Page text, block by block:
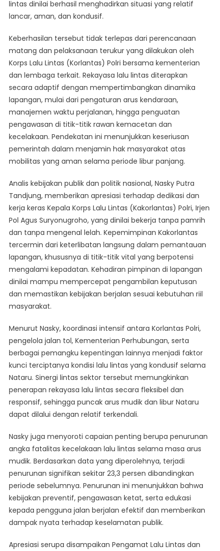
lintas dinilai berhasil menghadirkan situasi yang relatif
lancar, aman, dan kondusif.
Keberhasilan tersebut tidak terlepas dari perencanaan
matang dan pelaksanaan terukur yang dilakukan oleh
Korps Lalu Lintas (Korlantas) Polri bersama kementerian
dan lembaga terkait. Rekayasa lalu lintas diterapkan
secara adaptif dengan mempertimbangkan dinamika
lapangan, mulai dari pengaturan arus kendaraan,
manajemen waktu perjalanan, hingga penguatan
pengawasan di titik-titik rawan kemacetan dan
kecelakaan. Pendekatan ini menunjukkan keseriusan
pemerintah dalam menjamin hak masyarakat atas
mobilitas yang aman selama periode libur panjang.
Analis kebijakan publik dan politik nasional, Nasky Putra
Tandjung, memberikan apresiasi terhadap dedikasi dan
kerja keras Kepala Korps Lalu Lintas (Kakorlantas) Polri, Irjen
Pol Agus Suryonugroho, yang dinilai bekerja tanpa pamrih
dan tanpa mengenal lelah. Kepemimpinan Kakorlantas
tercermin dari keterlibatan langsung dalam pemantauan
lapangan, khususnya di titik-titik vital yang berpotensi
mengalami kepadatan. Kehadiran pimpinan di lapangan
dinilai mampu mempercepat pengambilan keputusan
dan memastikan kebijakan berjalan sesuai kebutuhan riil
masyarakat.
Menurut Nasky, koordinasi intensif antara Korlantas Polri,
pengelola jalan tol, Kementerian Perhubungan, serta
berbagai pemangku kepentingan lainnya menjadi faktor
kunci terciptanya kondisi lalu lintas yang kondusif selama
Nataru. Sinergi lintas sektor tersebut memungkinkan
penerapan rekayasa lalu lintas secara fleksibel dan
responsif, sehingga puncak arus mudik dan libur Nataru
dapat dilalui dengan relatif terkendali.
Nasky juga menyoroti capaian penting berupa penurunan
angka fatalitas kecelakaan lalu lintas selama masa arus
mudik. Berdasarkan data yang diperolehnya, terjadi
penurunan signifikan sekitar 23,3 persen dibandingkan
periode sebelumnya. Penurunan ini menunjukkan bahwa
kebijakan preventif, pengawasan ketat, serta edukasi
kepada pengguna jalan berjalan efektif dan memberikan
dampak nyata terhadap keselamatan publik.
Apresiasi serupa disampaikan Pengamat Lalu Lintas dan